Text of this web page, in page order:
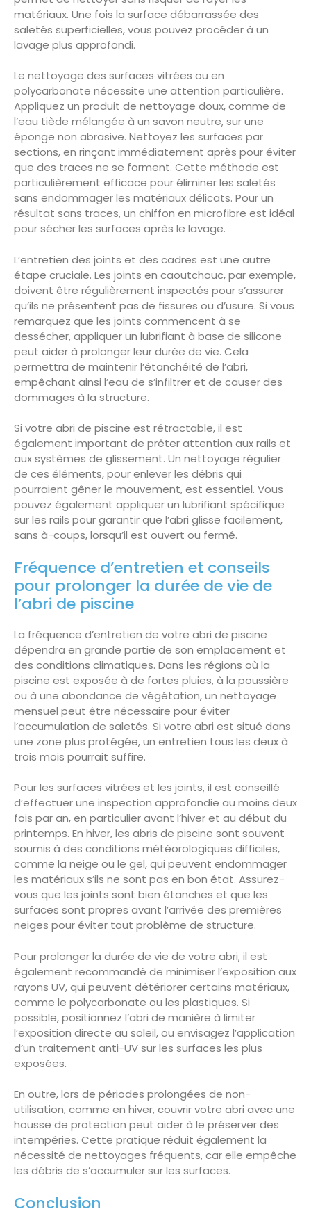
matériaux. Une fois la surface débarrassée des
saletés superficielles, vous pouvez procéder à un
lavage plus approfondi.
Le nettoyage des surfaces vitrées ou en
polycarbonate nécessite une attention particulière.
Appliquez un produit de nettoyage doux, comme de
l’eau tiède mélangée à un savon neutre, sur une
éponge non abrasive. Nettoyez les surfaces par
sections, en rinçant immédiatement après pour éviter
que des traces ne se forment. Cette méthode est
particulièrement efficace pour éliminer les saletés
sans endommager les matériaux délicats. Pour un
résultat sans traces, un chiffon en microfibre est idéal
pour sécher les surfaces après le lavage.
L’entretien des joints et des cadres est une autre
étape cruciale. Les joints en caoutchouc, par exemple,
doivent être régulièrement inspectés pour s’assurer
qu’ils ne présentent pas de fissures ou d’usure. Si vous
remarquez que les joints commencent à se
dessécher, appliquer un lubrifiant à base de silicone
peut aider à prolonger leur durée de vie. Cela
permettra de maintenir l’étanchéité de l’abri,
empêchant ainsi l’eau de s’infiltrer et de causer des
dommages à la structure.
Si votre abri de piscine est rétractable, il est
également important de prêter attention aux rails et
aux systèmes de glissement. Un nettoyage régulier
de ces éléments, pour enlever les débris qui
pourraient gêner le mouvement, est essentiel. Vous
pouvez également appliquer un lubrifiant spécifique
sur les rails pour garantir que l’abri glisse facilement,
sans à-coups, lorsqu’il est ouvert ou fermé.
Fréquence d’entretien et conseils
pour prolonger la durée de vie de
l’abri de piscine
La fréquence d’entretien de votre abri de piscine
dépendra en grande partie de son emplacement et
des conditions climatiques. Dans les régions où la
piscine est exposée à de fortes pluies, à la poussière
ou à une abondance de végétation, un nettoyage
mensuel peut être nécessaire pour éviter
l’accumulation de saletés. Si votre abri est situé dans
une zone plus protégée, un entretien tous les deux à
trois mois pourrait suffire.
Pour les surfaces vitrées et les joints, il est conseillé
d’effectuer une inspection approfondie au moins deux
fois par an, en particulier avant l’hiver et au début du
printemps. En hiver, les abris de piscine sont souvent
soumis à des conditions météorologiques difficiles,
comme la neige ou le gel, qui peuvent endommager
les matériaux s’ils ne sont pas en bon état. Assurez-
vous que les joints sont bien étanches et que les
surfaces sont propres avant l’arrivée des premières
neiges pour éviter tout problème de structure.
Pour prolonger la durée de vie de votre abri, il est
également recommandé de minimiser l’exposition aux
rayons UV, qui peuvent détériorer certains matériaux,
comme le polycarbonate ou les plastiques. Si
possible, positionnez l’abri de manière à limiter
l’exposition directe au soleil, ou envisagez l’application
d’un traitement anti-UV sur les surfaces les plus
exposées.
En outre, lors de périodes prolongées de non-
utilisation, comme en hiver, couvrir votre abri avec une
housse de protection peut aider à le préserver des
intempéries. Cette pratique réduit également la
nécessité de nettoyages fréquents, car elle empêche
les débris de s’accumuler sur les surfaces.
Conclusion